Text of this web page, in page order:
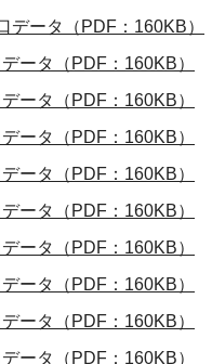
データ（PDF：160KB）
ータ（PDF：160KB）
ータ（PDF：160KB）
ータ（PDF：160KB）
ータ（PDF：160KB）
ータ（PDF：160KB）
ータ（PDF：160KB）
ータ（PDF：160KB）
ータ（PDF：160KB）
ータ（PDF：160KB）